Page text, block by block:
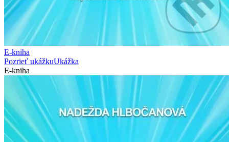
E-kniha
Pozrieť ukážkuUkážka
E-kniha